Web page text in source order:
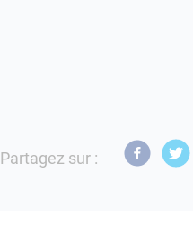
Partagez sur :